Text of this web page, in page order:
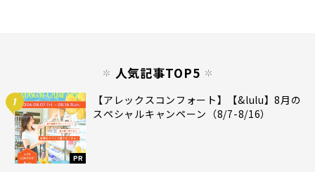
人気記事TOP5
1
PR
【アレックスコンフォート】【&lulu】8月の
スペシャルキャンペーン（8/7-8/16）